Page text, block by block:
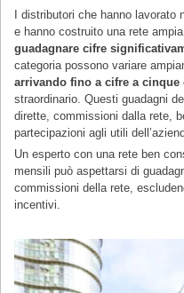
I distributori che hanno lavorato
e hanno costruito una rete
guadagnare cifre
categoria possono variare
arrivando fino a cifre a cinque
straordinario. Questi guadagni
dirette, commissioni dalla rete,
partecipazioni agli utili
Un esperto con una rete ben
mensili può aspettarsi di
commissioni della rete,
incentivi.